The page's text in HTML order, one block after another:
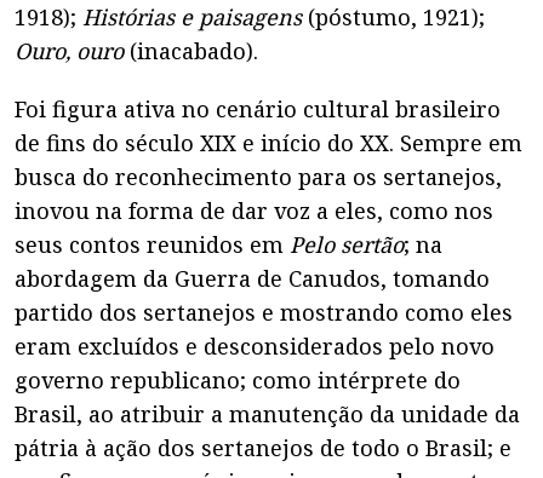
1918); Histórias e paisagens(póstumo, 1921);
Ouro, ouro(inacabado).
Foi figura ativa no cenário cultural brasileiro
de fins do século XIX e início do XX. Sempre em
busca do reconhecimento para os sertanejos,
inovou na forma de dar voz a eles, como nos
seus contos reunidos em Pelo sertão; na
abordagem da Guerra de Canudos, tomando
partido dos sertanejos e mostrando como eles
eram excluídos e desconsiderados pelo novo
governo republicano; como intérprete do
Brasil, ao atribuir a manutenção da unidade da
pátria à ação dos sertanejos de todo o Brasil; e